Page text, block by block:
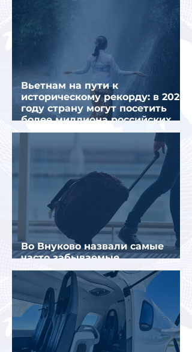
Вьетнам на пути к
историческому рекорду: в 2026
году страну могут посетить
более миллиона российских
туристов
Во Внуково назвали самые
часто забываемые
пассажирами вещи